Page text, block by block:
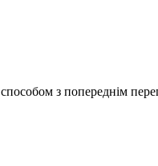
з попереднім